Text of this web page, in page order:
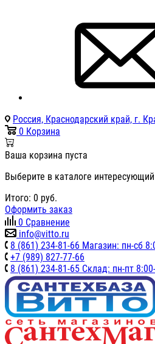
Россия, Краснодарский край, г.
0 Корзина
Ваша корзина пуста
Выберите в каталоге
Итого: 0 руб.
Оформить заказ
0 Сравнение
info@vitto.ru
8 (861) 234-81-66 Магазин: пн-сб
+7 (989) 827-77-66
8 (861) 234-81-65 Склад: пн-пт